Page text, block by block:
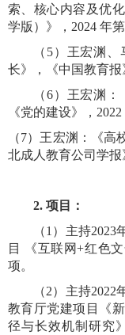
索、核心内容及优
学版）》， 2024 年第
（ 5）王宏渊、
长》，《中国教育报
（6）王宏渊：
《党的建设》， 2022
（7）王宏渊：《高
北成人教育公司学报
2. 项目：
（1 ）主持2023
目 《互联网+红色
项。
（2）主持2022
教育厅党建项目《
径与长效机制研究